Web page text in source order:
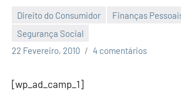
Direito do Consumidor
Finanças
Segurança Social
22 Fevereiro, 2010
Economia
e
4 comentários
[wp_ad_camp_1]